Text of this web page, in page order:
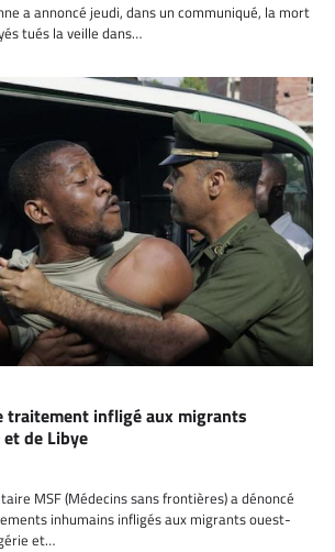
a annoncé jeudi, dans un communiqué, la mort
tués la veille dans…
traitement infligé aux migrants
de Libye
MSF (Médecins sans frontières) a dénoncé
inhumains infligés aux migrants ouest-
et…